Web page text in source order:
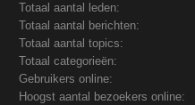
Totaal aantal leden:
Totaal aantal berichten:
Totaal aantal topics:
Totaal categorieën:
Gebruikers online:
Hoogst aantal bezoekers online: